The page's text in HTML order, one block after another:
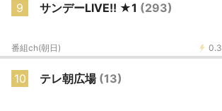
9 サンデーLIVE!! ★1 (293)
0.3
番組ch(朝日)
10 テレ朝広場 (13)